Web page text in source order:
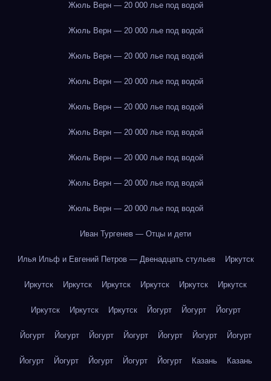
Жюль Верн — 20 000 лье под водой
Жюль Верн — 20 000 лье под водой
Жюль Верн — 20 000 лье под водой
Жюль Верн — 20 000 лье под водой
Жюль Верн — 20 000 лье под водой
Жюль Верн — 20 000 лье под водой
Жюль Верн — 20 000 лье под водой
Жюль Верн — 20 000 лье под водой
Жюль Верн — 20 000 лье под водой
Иван Тургенев — Отцы и дети
Илья Ильф и Евгений Петров — Двенадцать стульев Иркутск
Иркутск Иркутск Иркутск Иркутск Иркутск Иркутск
Иркутск Иркутск Иркутск Йогурт Йогурт Йогурт
Йогурт Йогурт Йогурт Йогурт Йогурт Йогурт Йогурт
Йогурт Йогурт Йогурт Йогурт Йогурт Казань Казань